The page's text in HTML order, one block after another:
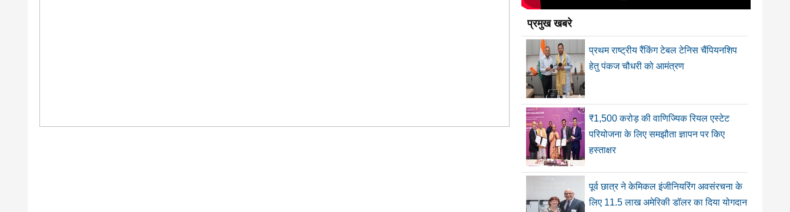
प्रमुख खबरे
प्रथम राष्ट्रीय रैंकिंग टेबल टेनिस चैंपियनशिप
हेतु पंकज चौधरी को आमंत्रण
₹1,500 करोड़ की वाणिज्यिक रियल एस्टेट
परियोजना के लिए समझौता ज्ञापन पर किए
हस्ताक्षर
पूर्व छात्र ने केमिकल इंजीनियरिंग अवसंरचना के
लिए 11.5 लाख अमेरिकी डॉलर का दिया योगदान